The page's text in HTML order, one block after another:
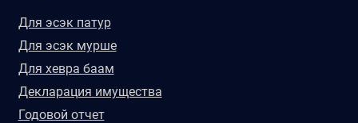
Для эсэк патур
Для эсэк мурше
Для хевра баам
Декларация имущества
Годовой отчет